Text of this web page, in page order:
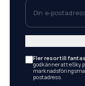
Din e-postadress
Fler resor till
godkänner att
postadress.